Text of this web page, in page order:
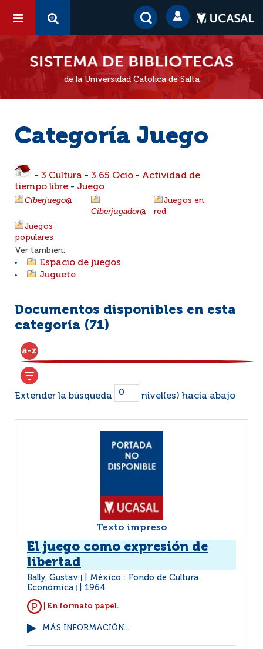
de la Universidad Católica de Salta
Categoría Juego
- 3 Cultura - 3.65 Ocio - Actividad de
tiempo libre - Juego
Ciberjuego@
Ciberjugador@
Juegos en
red
Juegos
populares
Ver también:
Espacio de juegos
Juguete
Documentos disponibles en esta
categoría (71)
Extender la búsqueda nivel(es) hacia abajo
Texto impreso
El juego como expresión de
libertad
Bally, Gustav
México : Fondo de Cultura
Económica
1964
| En formato papel.
MÁS INFORMACIÓN...